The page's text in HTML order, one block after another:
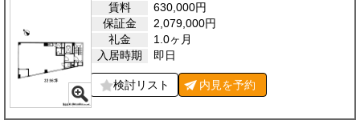
賃料
630,000円
保証金
2,079,000円
礼金
1.0ヶ月
入居時期
即日
検討リスト 内見を予約